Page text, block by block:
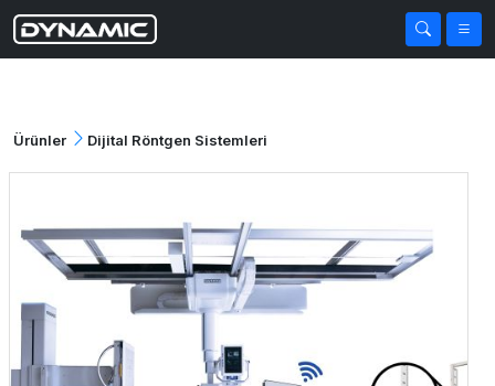
Ürünler Dijital Röntgen Sistemleri